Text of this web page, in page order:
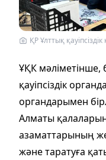
ҚР Ұлттық қауіпсіздік
ҰҚК
қауіпсіздік
органдарымен
Алматы
азаматтарының
және таратуға